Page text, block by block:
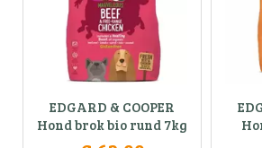
EDGARD & COOPER
Hond brok bio rund 7kg